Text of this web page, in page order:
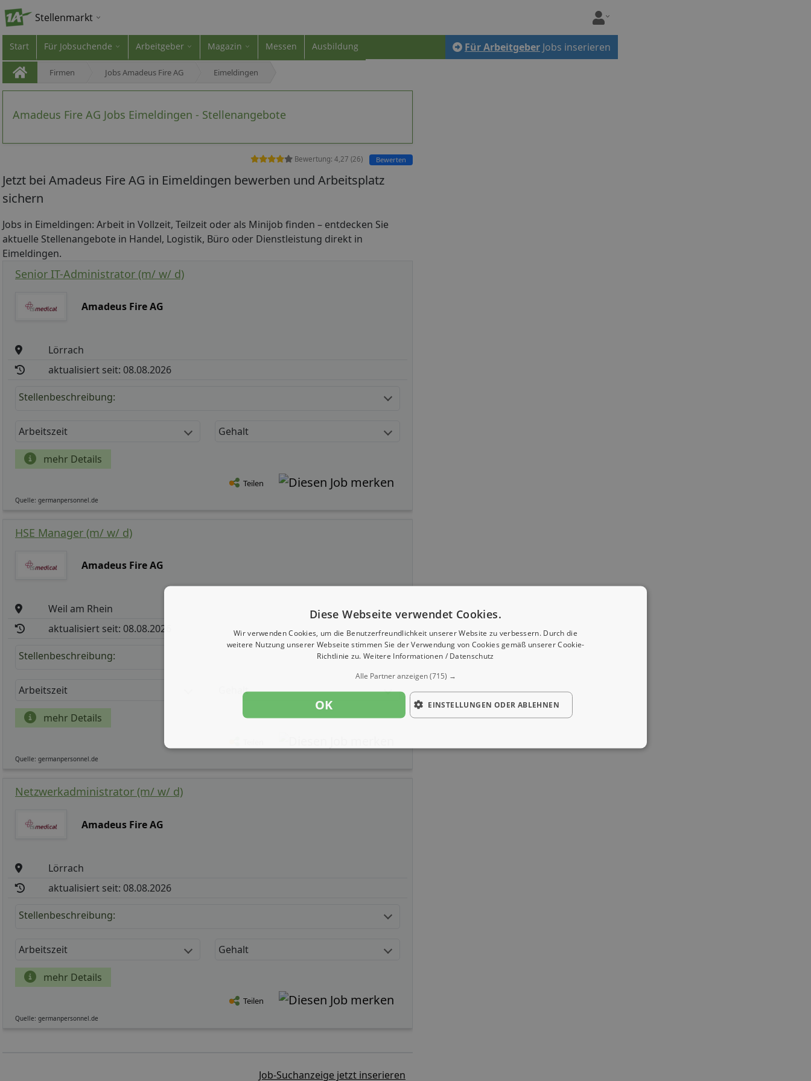
Stellenmarkt
Start Für Jobsuchende Arbeitgeber Magazin Messen Ausbildung Für Arbeitgeber Jobs inserieren
Firmen Jobs Amadeus Fire AG Eimeldingen
Amadeus Fire AG Jobs Eimeldingen - Stellenangebote
Bewertung: 4,27 (26) Bewerten
Jetzt bei Amadeus Fire AG in Eimeldingen bewerben und Arbeitsplatz
sichern
Jobs in Eimeldingen: Arbeit in Vollzeit, Teilzeit oder als Minijob finden – entdecken Sie
aktuelle Stellenangebote in Handel, Logistik, Büro oder Dienstleistung direkt in
Eimeldingen.
Senior IT-Administrator (m/ w/ d)
Amadeus Fire AG
Lörrach
aktualisiert seit: 08.08.2026
Stellenbeschreibung:
Arbeitszeit Gehalt
mehr Details
Teilen
Quelle: germanpersonnel.de
HSE Manager (m/ w/ d)
Amadeus Fire AG
Weil am Rhein
aktualisiert seit: 08.08.2026
Stellenbeschreibung:
Arbeitszeit Gehalt
mehr Details
Quelle: germanpersonnel.de
Netzwerkadministrator (m/ w/ d)
Amadeus Fire AG
Lörrach
aktualisiert seit: 08.08.2026
Stellenbeschreibung:
Arbeitszeit Gehalt
mehr Details
Teilen
Quelle: germanpersonnel.de
Job-Suchanzeige jetzt inserieren
Diese Webseite verwendet Cookies.
Wir verwenden Cookies, um die Benutzerfreundlichkeit unserer Website zu verbessern. Durch die
weitere Nutzung unserer Webseite stimmen Sie der Verwendung von Cookies gemäß unserer Cookie-
Richtlinie zu. Weitere Informationen / Datenschutz
Alle Partner anzeigen(715) →
OK EINSTELLUNGEN ODER ABLEHNEN